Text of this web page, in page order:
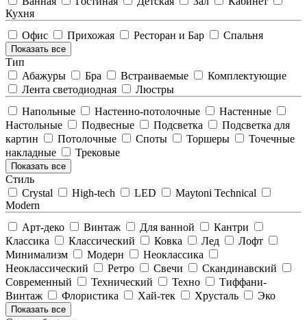
Кухня
Офис
Прихожая Ресторан и Бар Спальня
Показать все
Тип
Абажуры
Бра Встраиваемые
Комплектующие
Лента светодиодная
Люстры
Напольные
Настенно-потолочные
Настенные
Настольные
Подвесные Подсветка
Подсветка для
картин
Потолочные Споты Торшеры
Точечные
накладные
Трековые
Показать все
Стиль
Crystal
High-tech LED
Maytoni Technical
Modern
Арт-деко
Винтаж Для ванной
Кантри
Классика
Классический Ковка Лед
Лофт
Минимализм
Модерн
Неоклассика
Неоклассический
Ретро Свечи
Скандинавский
Современный
Технический Техно
Тиффани-
Винтаж
Флористика Хай-тек Хрусталь Эко
Показать все